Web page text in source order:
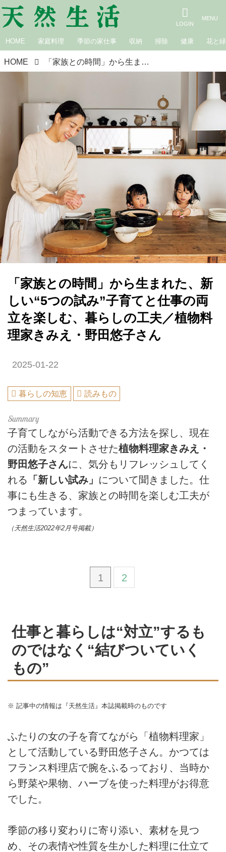
HOME 家庭料理 季節の家仕事 収納 掃除 健康 花と緑
HOME 「家族との時間」から生まれた、新しい“5つの試み”子育てと仕事の両立を楽しむ、暮らしの工夫／植物料理家きみえ・野田悠子さん
「家族との時間」から生まれた、新
しい“5つの試み”子育てと仕事の両
立を楽しむ、暮らしの工夫／植物料
理家きみえ・野田悠子さん
2025-01-22
暮らしの知恵 読みもの
子育てしながら活動できる方法を探し、現在
の活動をスタートさせた植物料理家きみえ・
野田悠子さんに、気分もリフレッシュしてく
れる 「新しい試み」 について聞きました。仕
事にも生きる、家族との時間を楽しむ工夫が
つまっています。
（天然生活2022年2月号掲載）
1 2
仕事と暮らしは“対立”するも
のではなく“結びついていく
もの”
※ 記事中の情報は『天然生活』本誌掲載時のものです
ふたりの女の子を育てながら「植物料理家」
として活動している野田悠子さん。かつては
フランス料理店で腕をふるっており、当時か
ら野菜や果物、ハーブを使った料理がお得意
でした。
季節の移り変わりに寄り添い、素材を見つ
め、その表情や性質を生かした料理に仕立て